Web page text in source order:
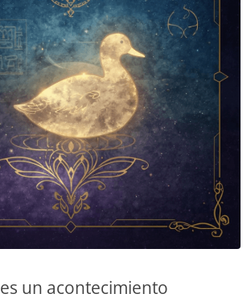
es un acontecimiento